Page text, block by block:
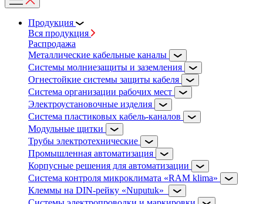
Продукция
Вся продукция
Распродажа
Металлические кабельные каналы
Системы молниезащиты и заземления
Огнестойкие системы защиты кабеля
Система организации рабочих мест
Электроустановочные изделия
Система пластиковых кабель-каналов
Модульные щитки
Трубы электротехнические
Промышленная автоматизация
Корпусные решения для автоматизации
Система контроля микроклимата «RAM klima»
Клеммы на DIN-рейку «Nuputuk»